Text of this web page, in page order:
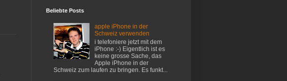
Beliebte Posts
apple iPhone in der
Schweiz verwenden
i telefoniere jetzt mit dem
iPhone :-) Eigentlich ist es
keine grosse Sache, das
Apple iPhone in der
Schweiz zum laufen zu bringen. Es funkt...